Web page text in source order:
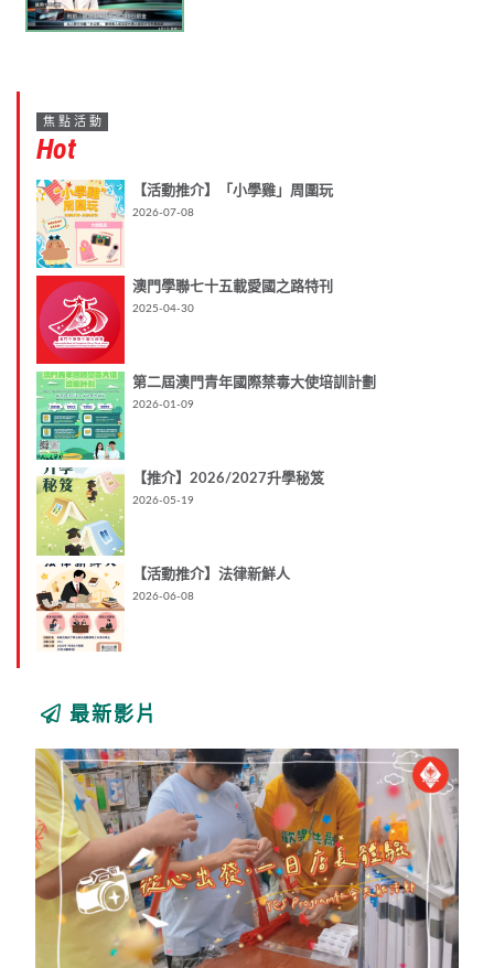
焦點活動
Hot
【活動推介】「小學雞」周圍玩
2026-07-08
澳門學聯七十五載愛國之路特刊
2025-04-30
第二屆澳門青年國際禁毒大使培訓計劃
2026-01-09
【推介】2026/2027升學秘笈
2026-05-19
【活動推介】法律新鮮人
2026-06-08
最新影片